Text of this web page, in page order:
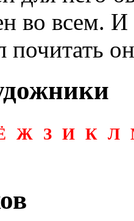
во всем. И
почитать
Ж З И К Л